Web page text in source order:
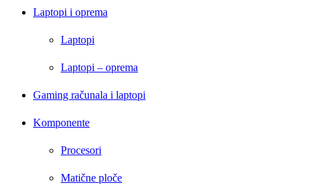
Laptopi i oprema
Laptopi
Laptopi – oprema
Gaming računala i laptopi
Komponente
Procesori
Matične ploče